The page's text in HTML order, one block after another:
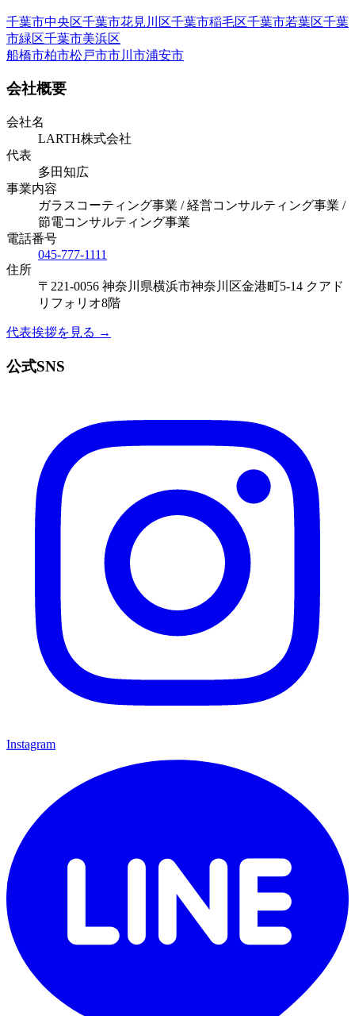
千葉市中央区千葉市花見川区千葉市稲毛区千葉市若葉区千葉
市緑区千葉市美浜区
船橋市柏市松戸市市川市浦安市
会社概要
会社名
LARTH株式会社
代表
多田知広
事業内容
ガラスコーティング事業 / 経営コンサルティング事業 /
節電コンサルティング事業
電話番号
045-777-1111
住所
〒221-0056 神奈川県横浜市神奈川区金港町5-14 クアド
リフォリオ8階
代表挨拶を見る →
公式SNS
Instagram